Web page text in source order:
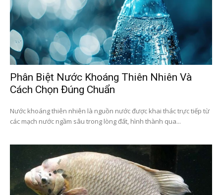
Phân Biệt Nước Khoáng Thiên Nhiên Và
Cách Chọn Đúng Chuẩn
Nước khoáng thiên nhiên là nguồn nước được khai thác trực tiếp từ
các mạch nước ngầm sâu trong lòng đất, hình thành qua...